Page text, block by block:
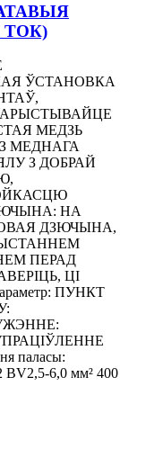
ТОК)
ЎСТАНОВКА
МЕДЗЬ
МЕДНАГА
З ДОБРАЙ
НА
ДЗЮЧЫНА,
ПЕРАД
ЦІ
ПУНКТ
паласы:
6,0 мм² 400